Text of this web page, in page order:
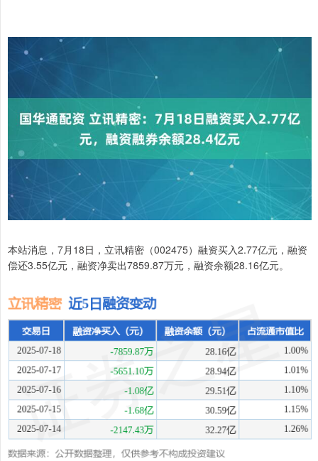
本站消息，7月18日，立讯精密（002475）融资买入2.77亿元，融资
偿还3.55亿元，融资净卖出7859.87万元，融资余额28.16亿元。